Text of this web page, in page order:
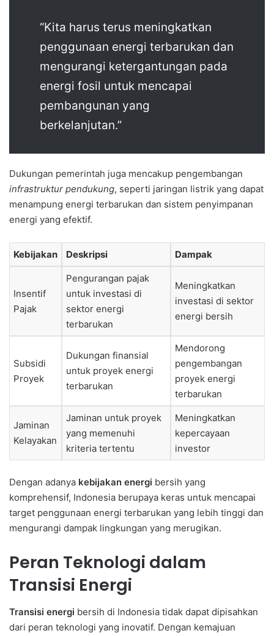
“Kita harus terus meningkatkan
penggunaan energi terbarukan dan
mengurangi ketergantungan pada
energi fosil untuk mencapai
pembangunan yang
berkelanjutan.”
Dukungan pemerintah juga mencakup pengembangan
infrastruktur pendukung, seperti jaringan listrik yang dapat
menampung energi terbarukan dan sistem penyimpanan
energi yang efektif.
Kebijakan Deskripsi Dampak
Insentif
Pajak
Pengurangan pajak
untuk investasi di
sektor energi
terbarukan
Meningkatkan
investasi di sektor
energi bersih
Subsidi
Proyek
Dukungan finansial
untuk proyek energi
terbarukan
Mendorong
pengembangan
proyek energi
terbarukan
Jaminan
Kelayakan
Jaminan untuk proyek
yang memenuhi
kriteria tertentu
Meningkatkan
kepercayaan
investor
Dengan adanya kebijakan energi bersih yang
komprehensif, Indonesia berupaya keras untuk mencapai
target penggunaan energi terbarukan yang lebih tinggi dan
mengurangi dampak lingkungan yang merugikan.
Peran Teknologi dalam
Transisi Energi
Transisi energi bersih di Indonesia tidak dapat dipisahkan
dari peran teknologi yang inovatif. Dengan kemajuan